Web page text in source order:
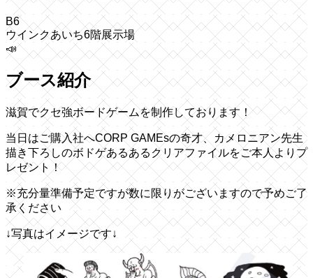
B6
ウインクあいち6階展示場
📣
ブース紹介
滋賀でクセ強ボードゲームを制作しております！
当日はご購入社へCORP GAMEsの奇才、カメロニアン先生
描き下ろしのボドゲあるあるクリアファイルをご本人よりプ
レゼント！
※充分量準備予定ですが数に限りがございますので予めご了
承ください
↓写真はイメージです↓